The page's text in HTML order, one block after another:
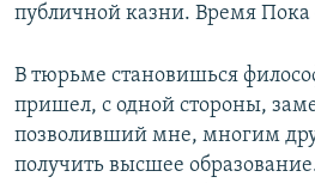
публичной казни. Время Пока
В тюрьме становишься
пришел, с одной стороны,
позволивший мне, многим
получить высшее